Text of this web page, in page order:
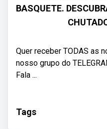
BASQUETE.
Quer receber TODAS as
nosso grupo do
Fala ...
Tags